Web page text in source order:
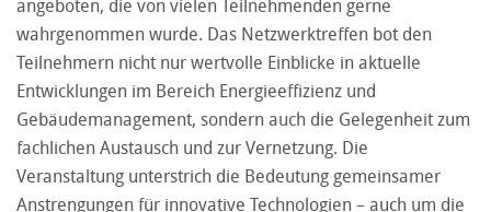
angeboten, die von vielen Teilnehmenden gerne
wahrgenommen wurde. Das Netzwerktreffen bot den
Teilnehmern nicht nur wertvolle Einblicke in aktuelle
Entwicklungen im Bereich Energieeffizienz und
Gebäudemanagement, sondern auch die Gelegenheit zum
fachlichen Austausch und zur Vernetzung. Die
Veranstaltung unterstrich die Bedeutung gemeinsamer
Anstrengungen für innovative Technologien – auch um die